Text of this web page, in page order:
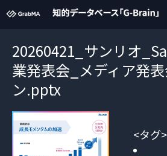
20260421_サンリオ
業発表会_メディア発
ン.pptx
<タグ>